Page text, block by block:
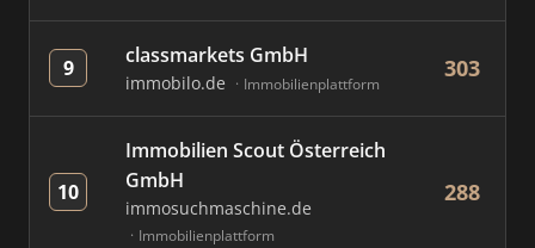
9 classmarkets GmbH
immobilo.de Immobilienplattform
303
10
Immobilien Scout Österreich
GmbH
immosuchmaschine.de
Immobilienplattform
288